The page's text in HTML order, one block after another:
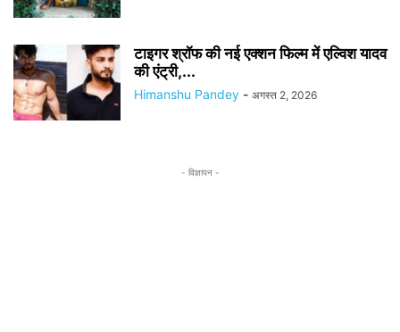
टाइगर श्रॉफ की नई एक्शन फिल्म में एल्विश यादव
की एंट्री,...
Himanshu Pandey - अगस्त 2, 2026
- विज्ञापन -